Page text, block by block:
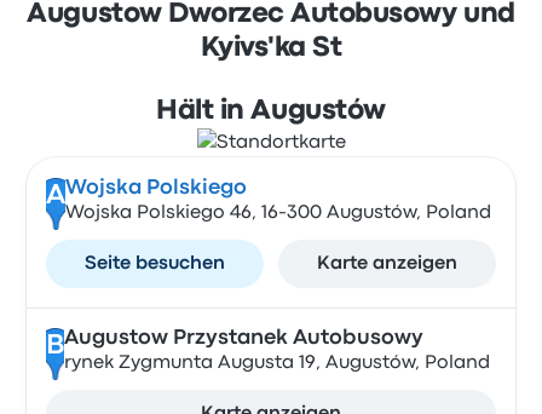
Augustow Dworzec Autobusowy und
Kyivs'ka St
Hält in Augustów
AWojska Polskiego
Wojska Polskiego 46, 16-300 Augustów, Poland
Seite besuchen Karte anzeigen
BAugustow Przystanek Autobusowy
rynek Zygmunta Augusta 19, Augustów, Poland